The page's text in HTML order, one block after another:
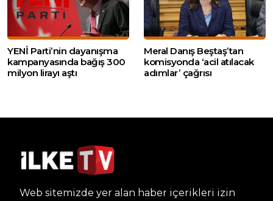
YENİ Parti’nin dayanışma
kampanyasında bağış 300
milyon lirayı aştı
Meral Danış Beştaş’tan
komisyonda ‘acil atılacak
adımlar’ çağrısı
Web sitemizde yer alan haber içerikleri izin